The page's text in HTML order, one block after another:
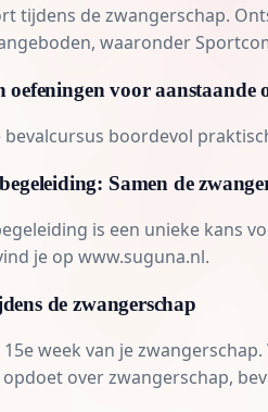
tijdens de zwangerschap.
waaronder
voor aanstaande
boordevol
Samen de
is een unieke kans
je opwww.suguna.nl.
de zwangerschap
week van je
over zwangerschap,